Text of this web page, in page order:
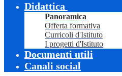
Didattica
Panoramica
Offerta formativa
Curricoli d'Istituto
I progetti d'Istituto
Documenti utili
Canali social